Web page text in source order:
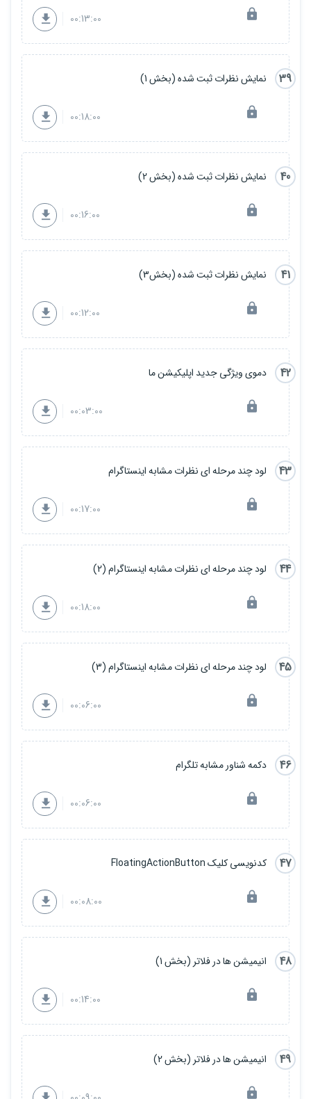
00:13:00
39 نمایش نظرات ثبت شده (بخش 1)
00:18:00
40 نمایش نظرات ثبت شده (بخش 2)
00:16:00
41 نمایش نظرات ثبت شده (بخش3)
00:12:00
42 دموی ویژگی جدید اپلیکیشن ما
00:03:00
43 لود چند مرحله ای نظرات مشابه اینستاگرام
00:17:00
44 لود چند مرحله ای نظرات مشابه اینستاگرام (2)
00:18:00
45 لود چند مرحله ای نظرات مشابه اینستاگرام (3)
00:06:00
46 دکمه شناور مشابه تلگرام
00:06:00
47 کدنویسی کلیک FloatingActionButton
00:08:00
48 انیمیشن ها در فلاتر (بخش 1)
00:14:00
49 انیمیشن ها در فلاتر (بخش 2)